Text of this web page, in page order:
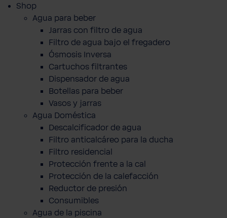
Shop
Agua para beber
Jarras con filtro de agua
Filtro de agua bajo el fregadero
Ósmosis Inversa
Cartuchos filtrantes
Dispensador de agua
Botellas para beber
Vasos y jarras
Agua Doméstica
Descalcificador de agua
Filtro anticalcáreo para la ducha
Filtro residencial
Protección frente a la cal
Protección de la calefacción
Reductor de presión
Consumibles
Agua de la piscina